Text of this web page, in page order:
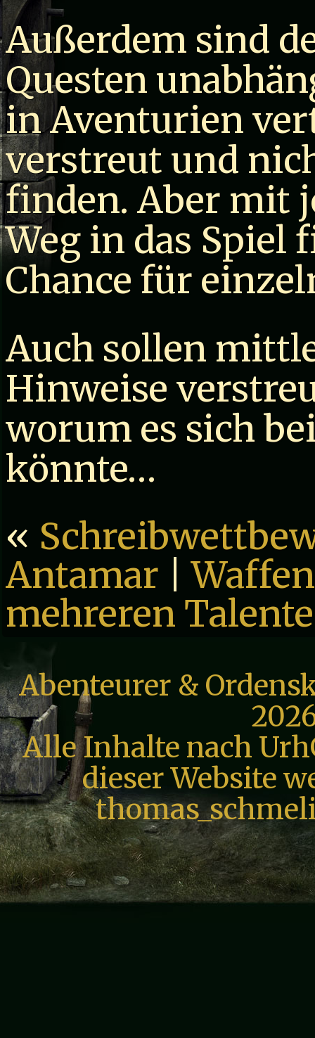
Außerdem sind
Questen
in Aventurien
verstreut und
finden. Aber mit
Weg in das Spiel
Chance für
Auch sollen
Hinweise
worum es sich
könnte…
«
Antamar |
mehreren
Abenteurer &
Alle Inhalte nach
dieser Website